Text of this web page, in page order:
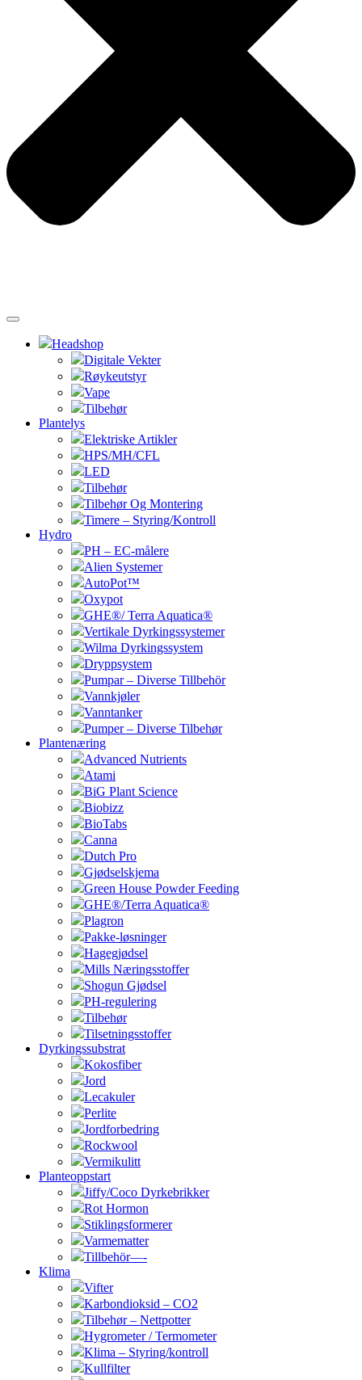
Headshop
Digitale Vekter
Røykeutstyr
Vape
Tilbehør
Plantelys
Elektriske Artikler
HPS/MH/CFL
LED
Tilbehør
Tilbehør Og Montering
Timere – Styring/Kontroll
Hydro
PH – EC-målere
Alien Systemer
AutoPot™
Oxypot
GHE®/ Terra Aquatica®
Vertikale Dyrkingssystemer
Wilma Dyrkingssystem
Dryppsystem
Pumpar – Diverse Tillbehör
Vannkjøler
Vanntanker
Pumper – Diverse Tilbehør
Plantenæring
Advanced Nutrients
Atami
BiG Plant Science
Biobizz
BioTabs
Canna
Dutch Pro
Gjødselskjema
Green House Powder Feeding
GHE®/Terra Aquatica®
Plagron
Pakke-løsninger
Hagegjødsel
Mills Næringsstoffer
Shogun Gjødsel
PH-regulering
Tilbehør
Tilsetningsstoffer
Dyrkingssubstrat
Kokosfiber
Jord
Lecakuler
Perlite
Jordforbedring
Rockwool
Vermikulitt
Planteoppstart
Jiffy/Coco Dyrkebrikker
Rot Hormon
Stiklingsformerer
Varmematter
Tillbehör—-
Klima
Vifter
Karbondioksid – CO2
Tilbehør – Nettpotter
Hygrometer / Termometer
Klima – Styring/kontroll
Kullfilter